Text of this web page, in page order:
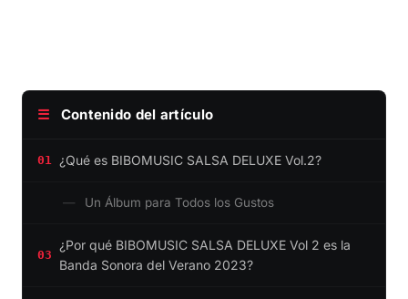
☰ Contenido del artículo
01 ¿Qué es BIBOMUSIC SALSA DELUXE Vol.2?
Un Álbum para Todos los Gustos
03
¿Por qué BIBOMUSIC SALSA DELUXE Vol 2 es la
Banda Sonora del Verano 2023?